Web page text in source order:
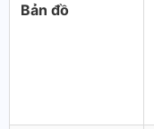
Bản đồ